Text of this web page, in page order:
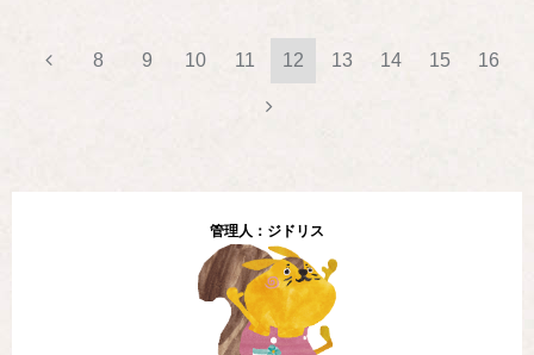
8 9 10 11 12 13 14 15 16
管理人：ジドリス